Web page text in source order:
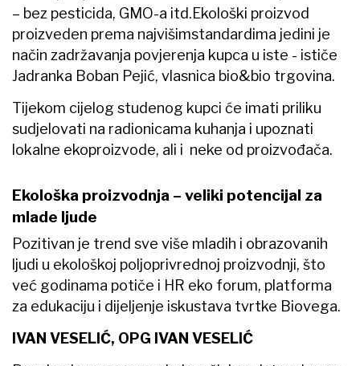
– bez pesticida, GMO-a itd.Ekološki proizvod
proizveden prema najvišimstandardima jedini je
način zadržavanja povjerenja kupca u iste - ističe
Jadranka Boban Pejić, vlasnica bio&bio trgovina.
Tijekom cijelog studenog kupci će imati priliku
sudjelovati na radionicama kuhanja i upoznati
lokalne ekoproizvode, ali i neke od proizvođača.
Ekološka proizvodnja – veliki potencijal za
mlade ljude
Pozitivan je trend sve više mladih i obrazovanih
ljudi u ekološkoj poljoprivrednoj proizvodnji, što
već godinama potiče i HR eko forum, platforma
za edukaciju i dijeljenje iskustava tvrtke Biovega.
IVAN VESELIĆ, OPG IVAN VESELIĆ